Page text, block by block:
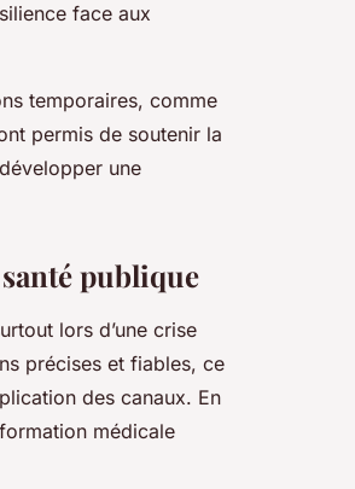
face aux
temporaires, comme
permis de soutenir la
une
publique
lors d’une crise
précises et fiables, ce
des canaux. En
médicale